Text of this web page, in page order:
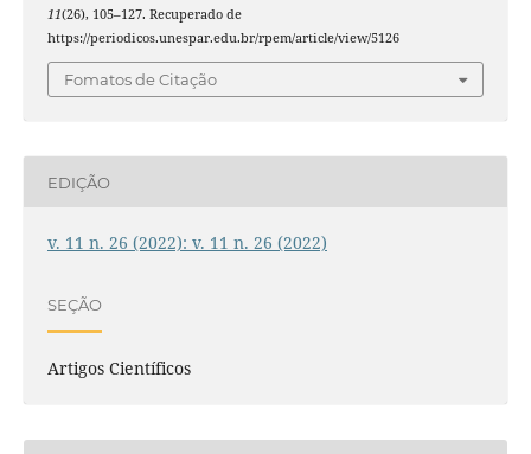
11(26), 105–127. Recuperado de
https://periodicos.unespar.edu.br/rpem/article/view/5126
Fomatos de Citação
EDIÇÃO
v. 11 n. 26 (2022): v. 11 n. 26 (2022)
SEÇÃO
Artigos Científicos